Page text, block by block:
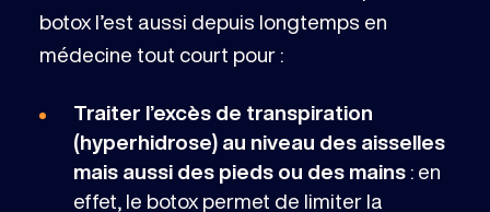
botox l’est aussi depuis longtemps en
médecine tout court pour :
Traiter l’excès de transpiration
(hyperhidrose) au niveau des aisselles
mais aussi des pieds ou des mains: en
effet, le botox permet de limiter la